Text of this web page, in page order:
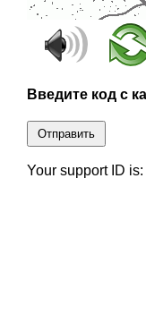
Введите код с
Отправить
Your support ID